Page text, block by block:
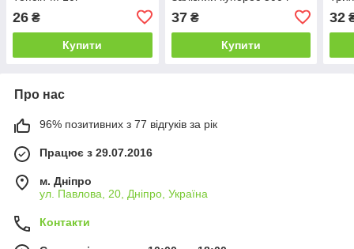
26 ₴
Купити
37₴
Купити
32
Про нас
96% позитивних з 77 відгуків за рік
Працює з 29.07.2016
м. Дніпро
ул. Павлова, 20, Дніпро, Україна
Контакти